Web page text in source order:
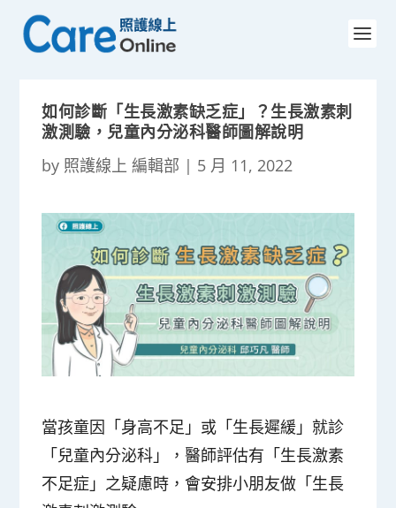
如何診斷「生長激素缺乏症」？生長激素刺
激測驗，兒童內分泌科醫師圖解說明
by 照護線上 編輯部 | 5 月 11, 2022
當孩童因「身高不足」或「生長遲緩」就診
「兒童內分泌科」，醫師評估有「生長激素
不足症」之疑慮時，會安排小朋友做「生長